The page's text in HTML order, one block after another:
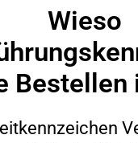
Wieso
Bestellen